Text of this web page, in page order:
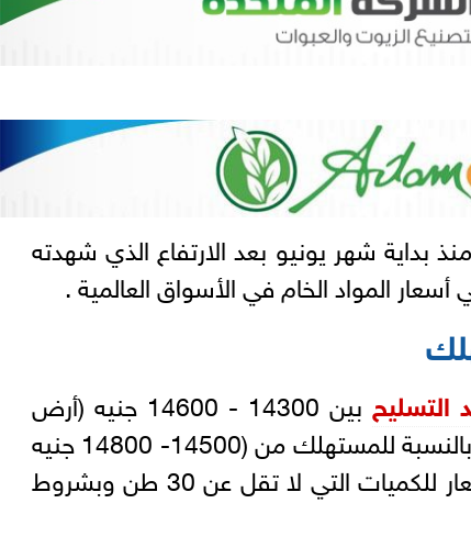
بداية شهر يونيو بعد الارتفاع الذي شهدته
المواد الخام في الأسواق العالمية .
التسليح
بين 14300 - 14600 جنيه (أرض
المصنع) ، و تروح سعر الطن بالنسبة للمستهلك من (14500- 14800 جنيه
) حسب المصنع، و هذه الأسعار للكميات التي لا تقل عن 30 طن وبشروط